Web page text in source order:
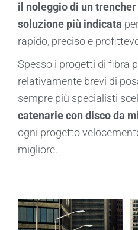
il noleggio di un
soluzione più indicata
rapido, preciso e
Spesso i progetti di fibra
relativamente brevi di
sempre più specialisti
catenarie con disco da
ogni progetto
migliore.